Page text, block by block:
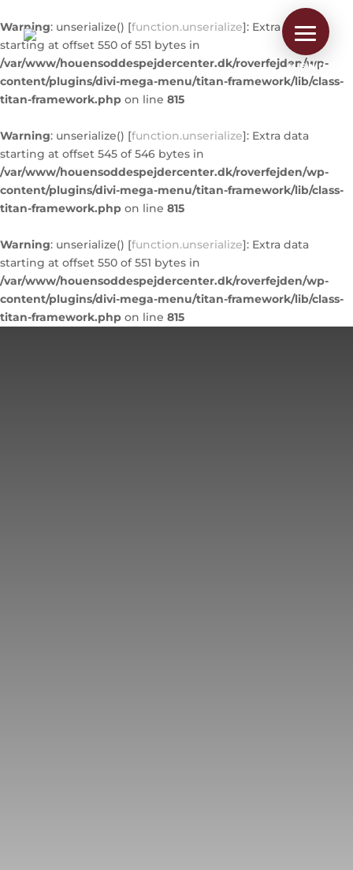
Warning: unserialize() [function.unserialize]: Extra data
starting at offset 550 of 551 bytes in
/var/www/houensoddespejdercenter.dk/roverfejden/wp-
content/plugins/divi-mega-menu/titan-framework/lib/class-
titan-framework.php on line 815
Warning: unserialize() [function.unserialize]: Extra data
starting at offset 545 of 546 bytes in
/var/www/houensoddespejdercenter.dk/roverfejden/wp-
content/plugins/divi-mega-menu/titan-framework/lib/class-
titan-framework.php on line 815
Warning: unserialize() [function.unserialize]: Extra data
starting at offset 550 of 551 bytes in
/var/www/houensoddespejdercenter.dk/roverfejden/wp-
content/plugins/divi-mega-menu/titan-framework/lib/class-
titan-framework.php on line 815
MENU